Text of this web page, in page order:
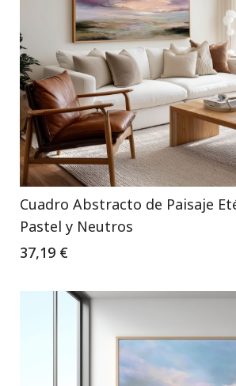
Cuadro Abstracto de Paisaje
Pastel y Neutros
37,19 €